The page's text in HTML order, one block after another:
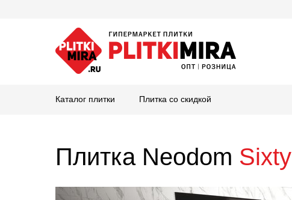
Каталог плитки Плитка со скидкой
Плитка Neodom Sixty